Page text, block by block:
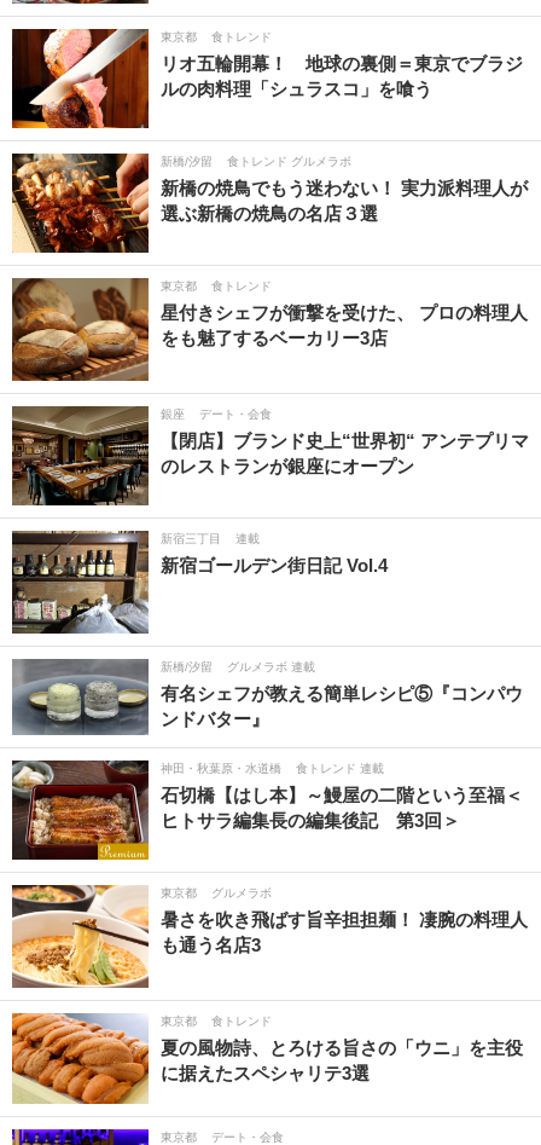
東京都 食トレンド
リオ五輪開幕！ 地球の裏側＝東京でブラジ
ルの肉料理「シュラスコ」を喰う
新橋/汐留 食トレンド グルメラボ
新橋の焼鳥でもう迷わない！ 実力派料理人が
選ぶ新橋の焼鳥の名店３選
東京都 食トレンド
星付きシェフが衝撃を受けた、 プロの料理人
をも魅了するベーカリー3店
銀座 デート・会食
【閉店】ブランド史上“世界初“ アンテプリマ
のレストランが銀座にオープン
新宿三丁目 連載
新宿ゴールデン街日記 Vol.4
新橋/汐留 グルメラボ 連載
有名シェフが教える簡単レシピ⑤『コンパウ
ンドバター』
神田・秋葉原・水道橋 食トレンド 連載
石切橋【はし本】～鰻屋の二階という至福＜
ヒトサラ編集長の編集後記 第3回＞
東京都 グルメラボ
暑さを吹き飛ばす旨辛担担麺！ 凄腕の料理人
も通う名店3
東京都 食トレンド
夏の風物詩、とろける旨さの「ウニ」を主役
に据えたスペシャリテ3選
東京都 デート・会食